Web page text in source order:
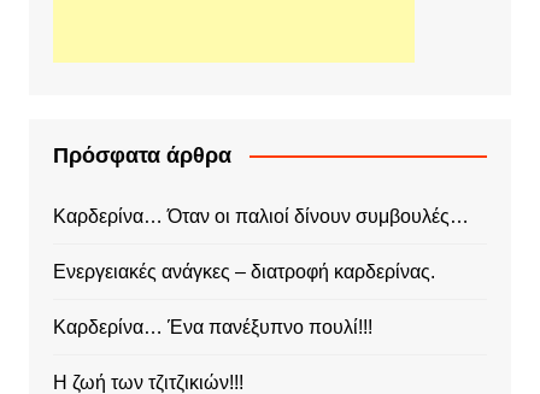
Πρόσφατα άρθρα
Καρδερίνα… Όταν οι παλιοί δίνουν συμβουλές…
Ενεργειακές ανάγκες – διατροφή καρδερίνας.
Καρδερίνα… Ένα πανέξυπνο πουλί!!!
Η ζωή των τζιτζικιών!!!